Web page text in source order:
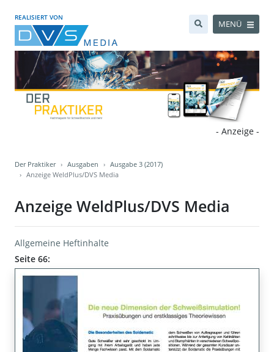
REALISIERT VON
MENÜ
- Anzeige -
Der Praktiker Ausgaben
Ausgabe 3 (2017)
Anzeige WeldPlus/DVS Media
Anzeige WeldPlus/DVS Media
Allgemeine Heftinhalte
Seite 66: